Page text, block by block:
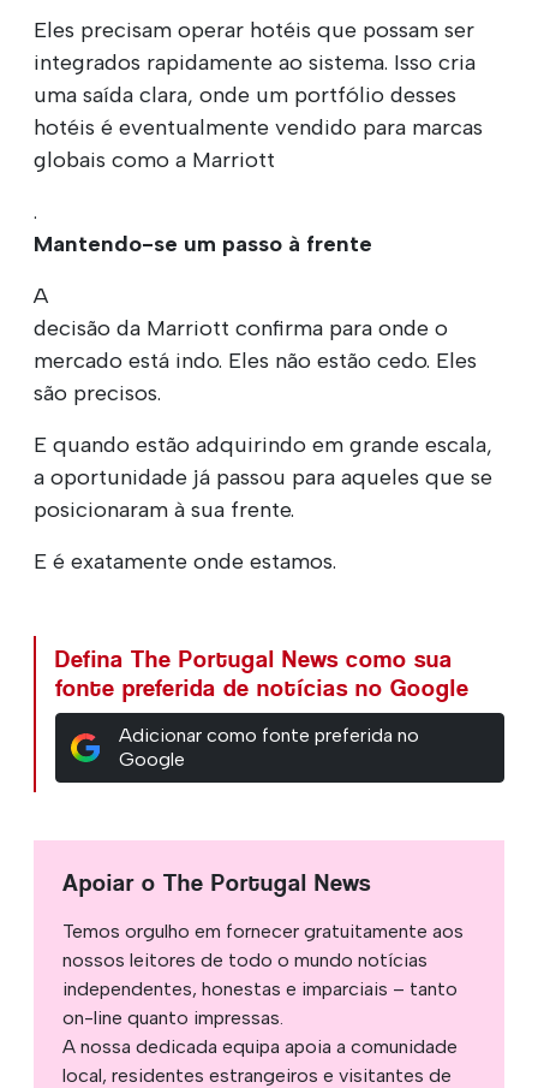
Eles precisam operar hotéis que possam ser
integrados rapidamente ao sistema. Isso cria
uma saída clara, onde um portfólio desses
hotéis é eventualmente vendido para marcas
globais como a Marriott
.
Mantendo-se um passo à frente
A
decisão da Marriott confirma para onde o
mercado está indo. Eles não estão cedo. Eles
são precisos.
E quando estão adquirindo em grande escala,
a oportunidade já passou para aqueles que se
posicionaram à sua frente.
E é exatamente onde estamos.
Defina The Portugal News como sua
fonte preferida de notícias no Google
Adicionar como fonte preferida no
Google
Apoiar o The Portugal News
Temos orgulho em fornecer gratuitamente aos
nossos leitores de todo o mundo notícias
independentes, honestas e imparciais – tanto
on-line quanto impressas.
A nossa dedicada equipa apoia a comunidade
local, residentes estrangeiros e visitantes de